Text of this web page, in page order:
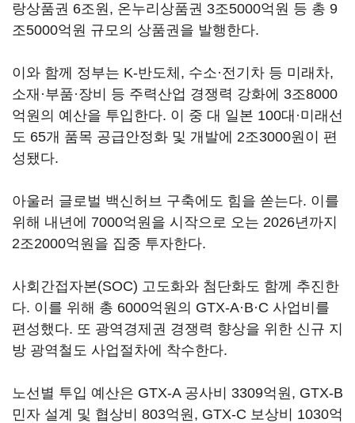
랑상품권 6조원, 온누리상품권 3조5000억원 등 총 9
조5000억원 규모의 상품권을 발행한다.
이와 함께 정부는 K-반도체, 수소·전기차 등 미래차,
소재·부품·장비 등 주력산업 경쟁력 강화에 3조8000
억원의 예산을 투입한다. 이 중 대 일본 100대·미래선
도 65개 품목 공급안정화 및 개발에 2조3000원이 편
성됐다.
아울러 글로벌 백신허브 구축에도 힘을 쏟는다. 이를
위해 내년에 7000억원을 시작으로 오는 2026년까지
2조2000억원을 집중 투자한다.
사회간접자본(SOC) 고도화와 첨단화도 함께 추진한
다. 이를 위해 총 6000억원의 GTX-A·B·C 사업비를
편성했다. 또 광역경제권 경쟁력 향상을 위한 신규 지
방 광역철도 사업절차에 착수한다.
노선별 투입 예산은 GTX-A 공사비 3309억원, GTX-B
민자 설계 및 협상비 803억원, GTX-C 보상비 1030억